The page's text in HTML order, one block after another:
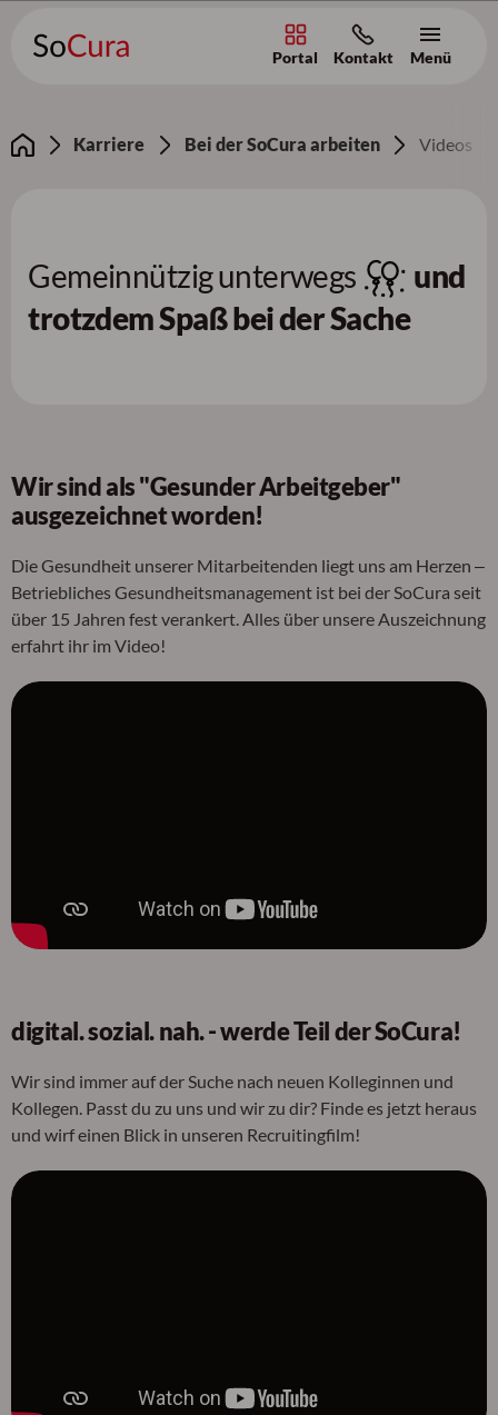
Portal Kontakt Menü
Karriere Bei der SoCura arbeiten Videos
Gemeinnützig unterwegs
und
trotzdem Spaß bei der Sache
Wir sind als "Gesunder Arbeitgeber"
ausgezeichnet worden!
Die Gesundheit unserer Mitarbeitenden liegt uns am Herzen ‒
Betriebliches Gesundheitsmanagement ist bei der SoCura seit
über 15 Jahren fest verankert. Alles über unsere Auszeichnung
erfahrt ihr im Video!
digital. sozial. nah. - werde Teil der SoCura!
Wir sind immer auf der Suche nach neuen Kolleginnen und
Kollegen. Passt du zu uns und wir zu dir? Finde es jetzt heraus
und wirf einen Blick in unseren Recruitingfilm!